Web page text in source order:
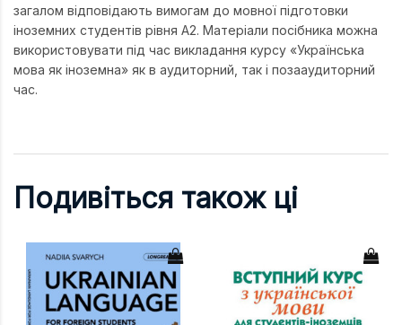
загалом відповідають вимогам до мовної підготовки
іноземних студентів рівня А2. Матеріали посібника можна
використовувати під час викладання курсу «Українська
мова як іноземна» як в аудиторний, так і позааудиторний
час.
Подивіться також ці